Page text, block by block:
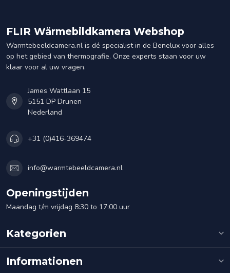
FLIR Wärmebildkamera Webshop
Warmtebeeldcamera.nl is dé specialist in de Benelux voor alles
op het gebied van thermografie. Onze experts staan voor uw
klaar voor al uw vragen.
James Wattlaan 15
5151 DP Drunen
Nederland
+31 (0)416-369474
info@warmtebeeldcamera.nl
Openingstijden
Maandag t/m vrijdag 8:30 to 17:00 uur
Kategorien
Informationen